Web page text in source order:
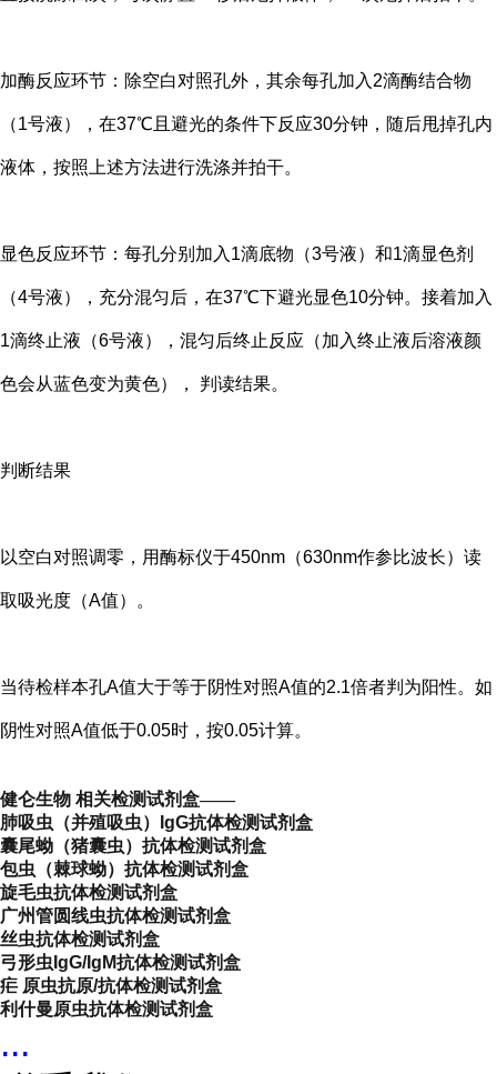
加酶反应环节：除空白对照孔外，其余每孔加入2滴酶结合物
（1号液），在37℃且避光的条件下反应30分钟，随后甩掉孔内
液体，按照上述方法进行洗涤并拍干。
显色反应环节：每孔分别加入1滴底物（3号液）和1滴显色剂
（4号液），充分混匀后，在37℃下避光显色10分钟。接着加入
1滴终止液（6号液），混匀后终止反应（加入终止液后溶液颜
色会从蓝色变为黄色）， 判读结果。
判断结果
以空白对照调零，用酶标仪于450nm（630nm作参比波长）读
取吸光度（A值）。
当待检样本孔A值大于等于阴性对照A值的2.1倍者判为阳性。如
阴性对照A值低于0.05时，按0.05计算。
健仑生物 相关检测试剂盒——
肺吸虫（并殖吸虫）IgG抗体检测试剂盒
囊尾蚴（猪囊虫）抗体检测试剂盒
包虫（棘球蚴）抗体检测试剂盒
旋毛虫抗体检测试剂盒
广州管圆线虫抗体检测试剂盒
丝虫抗体检测试剂盒
弓形虫IgG/IgM抗体检测试剂盒
疟 原虫抗原/抗体检测试剂盒
利什曼原虫抗体检测试剂盒
...